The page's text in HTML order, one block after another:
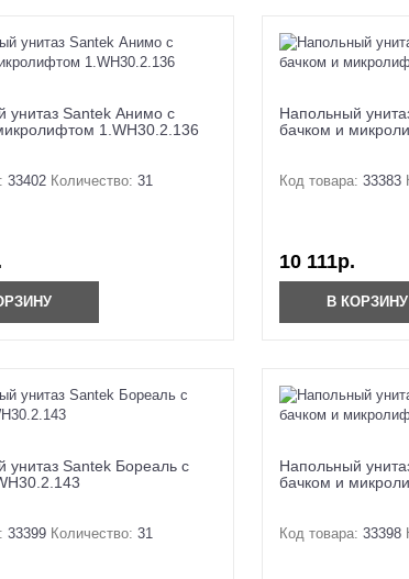
унитаз Santek Анимо с
1.WH30.2.136
33402 Количество: 31
Напольный
бачком и
Код товара: 33383
10 111р.
В КОРЗИНУ
унитаз Santek Бореаль с
33399 Количество: 31
Напольный
бачком и
Код товара: 33398